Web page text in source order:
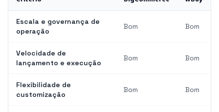
Escala e governança de
operação
Bom Bom
Velocidade de
lançamento e execução
Bom Bom
Flexibilidade de
customização
Bom Bom